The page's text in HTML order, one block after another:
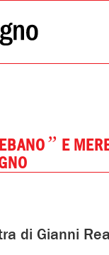
” E
di Gianni